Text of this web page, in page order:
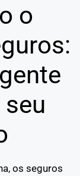
o
os seguros